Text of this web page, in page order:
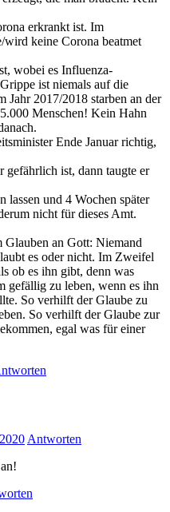
erkrankt ist. Im
keine Corona beatmet
wobei es Influenza-
ist niemals auf die
Jahr 2017/2018 starben an der
Menschen! Kein Hahn
Ende Januar richtig,
ist, dann taugte er
lassen und 4 Wochen später
nicht für dieses Amt.
an Gott: Niemand
es oder nicht. Im Zweifel
ob es ihn gibt, denn was
gefällig zu leben, wenn es ihn
So verhilft der Glaube zu
So verhilft der Glaube zur
egal was für einer
Antworten